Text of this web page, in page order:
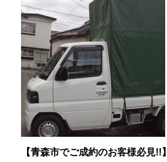
【青森市でご成約のお客様必見!!】